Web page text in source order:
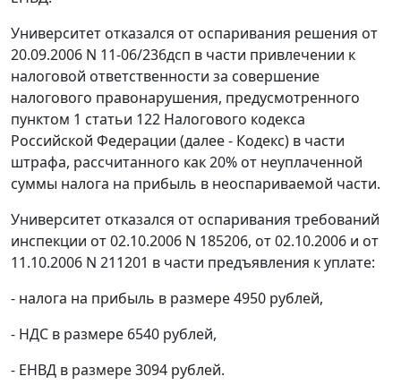
Университет отказался от оспаривания решения от
20.09.2006 N 11-06/236дсп в части привлечении к
налоговой ответственности за совершение
налогового правонарушения, предусмотренного
пунктом 1 статьи 122 Налогового кодекса
Российской Федерации (далее - Кодекс) в части
штрафа, рассчитанного как 20% от неуплаченной
суммы налога на прибыль в неоспариваемой части.
Университет отказался от оспаривания требований
инспекции от 02.10.2006 N 185206, от 02.10.2006 и от
11.10.2006 N 211201 в части предъявления к уплате:
- налога на прибыль в размере 4950 рублей,
- НДС в размере 6540 рублей,
- ЕНВД в размере 3094 рублей.